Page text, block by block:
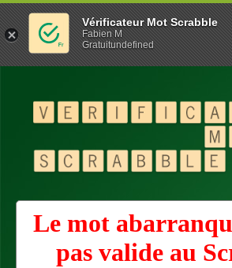
Le mot
pas valide au
Vérificateur Mot Scrabble
Fabien M
Gratuitundefined